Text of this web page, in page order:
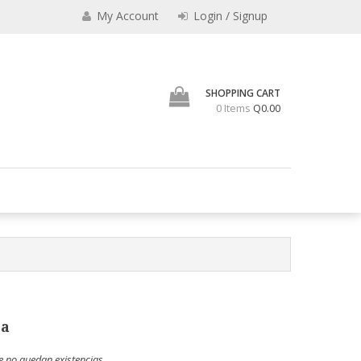
My Account Login / Signup
de Articulos de Cuero
vaqueros, camisas, billeteras, carteras, cinchos, portachequeras,
SHOPPING CART
0 Items Q0.00